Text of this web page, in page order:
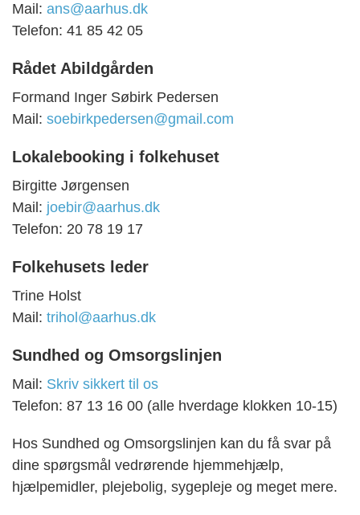
Mail: ans@aarhus.dk
Telefon: 41 85 42 05
Rådet Abildgården
Formand Inger Søbirk Pedersen
Mail: soebirkpedersen@gmail.com
Lokalebooking i folkehuset
Birgitte Jørgensen
Mail: joebir@aarhus.dk
Telefon: 20 78 19 17
Folkehusets leder
Trine Holst
Mail: trihol@aarhus.dk
Sundhed og Omsorgslinjen
Mail: Skriv sikkert til os
Telefon: 87 13 16 00 (a lle hverdage klokken 10-15)
Hos Sundhed og Omsorgslinjen kan du få svar på
dine spørgsmål vedrørende hjemmehjælp,
hjælpemidler, plejebolig, sygepleje og meget mere.